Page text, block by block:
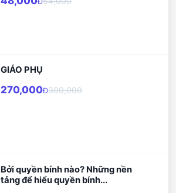
GIÁO PHỤ
270,000Đ300,000
Bởi quyền bính nào? Những nền
tảng để hiểu quyền bính...